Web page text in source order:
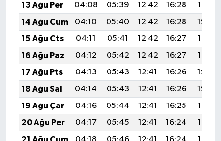
13 Ağu Per
04:08 05:39 12:42 16:28
19:35
14 Ağu Cum
04:10 05:40 12:42 16:28
19:34
15 Ağu Cts
04:11 05:41 12:42 16:27
19:33
16 Ağu Paz
04:12 05:42 12:42 16:27
19:32
17 Ağu Pts
04:13 05:43 12:41 16:26
19:30
18 Ağu Sal
04:14 05:43 12:41 16:26
19:29
19 Ağu Çar
04:16 05:44 12:41 16:25
19:28
20 Ağu Per
04:17 05:45 12:41 16:24
19:27
21 Ağu Cum
04:18 05:46 12:41 16:24
19:25